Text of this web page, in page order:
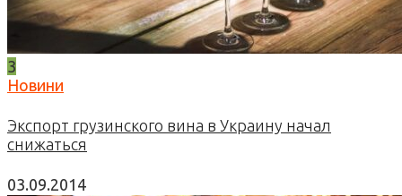
3
Новини
Экспорт грузинского вина в Украину начал
снижаться
03.09.2014